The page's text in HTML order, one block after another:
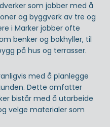
som jobber med å
og byggverk av tre og
i Marker jobber ofte
benker og bokhyller, til
på hus og terrasser.
med å planlegge
Dette omfatter
bistår med å utarbeide
velge materialer som